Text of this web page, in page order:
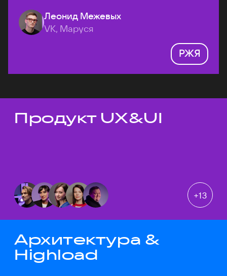
Леонид Межевых
VK, Маруся
РЖЯ
Темы докладов
Продукт UX&UI
+13
Архитектура &
Highload